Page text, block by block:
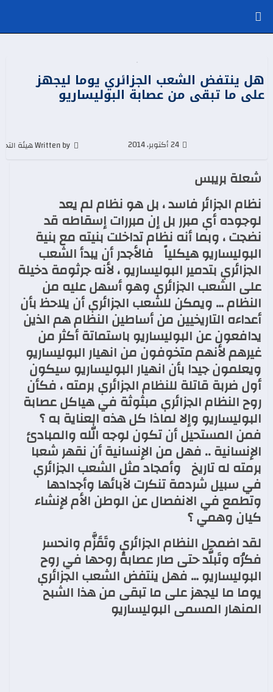
هل ينتفض الشعب الجزائري يوما ليجهز
على ما تبقى من عصابة البوليساريو
24 أكتوبر، 2014
شعلة بريبس
نظام الجزائر فاسد ، بل هو نظام لم يعد
لوجوده أي مبرر بل إن مبررات إسقاطه قد
نضجت ، وبما أنه نظام تداخلت بنيته مع بنية
البوليساريو هيكلياً فالأجدر أن يبدأ الشعب
الجزائري بتدمير البوليساريو ، لأنه جرثومة دخيلة
على الشعب الجزائري وهو أسهل عليه من
النظام … ويمكن للشعب الجزائري أن يلاحظ بأن
أعداءه التاريخيين من أساطين النظام هم الذين
يدافعون عن البوليساريو باستماتة أكثر من
غيرهم لأنهم متخوفون من انهيار البوليساريو
ويعلمون جيدا بأن انهيار البوليساريو سيكون
أول ضربة قاتلة للنظام الجزائري برمته ، فكأن
روح النظام الجزائري مبثوثة في هياكل عصابة
البوليساريو وإلا لماذا كل هذه العناية به ؟
فمن المستحيل أن تكون لوجه الله والمبادئ
الإنسانية .. فهل من الإنسانية أن نقهر شعبا
برمته له تاريخ وأمجاد مثل الشعب الجزائري
في سبيل شردمة تنكرت لآبائها وأجدادها
وتطمع في الانفصال عن الوطن الأم لإنشاء
كيان وهمي ؟
لقد اضمحل النظام الجزائري وتَقَزَّم وانحسر
فكرُه وتَبلَّد حتى صار عصابةً روحها في روح
البوليساريو … فهل ينتفض الشعب الجزائري
يوما ما ليجهز على ما تبقى من هذا الشبح
المنهار المسمى البوليساريو